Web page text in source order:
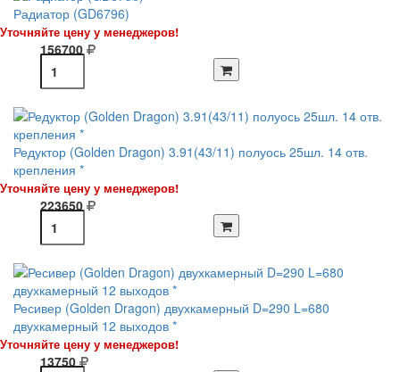
Радиатор (GD6796)
Уточняйте цену у менеджеров!
156700
Редуктор (Golden Dragon) 3.91(43/11) полуось 25шл. 14 отв.
крепления *
Уточняйте цену у менеджеров!
223650
Ресивер (Golden Dragon) двухкамерный D=290 L=680
двухкамерный 12 выходов *
Уточняйте цену у менеджеров!
13750